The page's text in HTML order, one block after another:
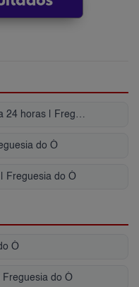
Alugar Apartamento com portaria 24 horas | Freguesia do Ó
do Ó
Freguesia do Ó
Ó
do Ó